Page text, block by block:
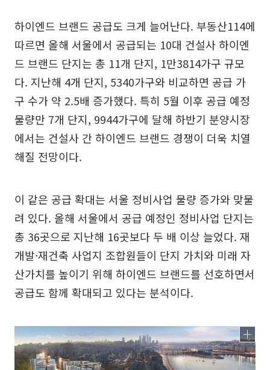
하이엔드 브랜드 공급도 크게 늘어난다. 부동산114에
따르면 올해 서울에서 공급되는 10대 건설사 하이엔
드 브랜드 단지는 총 11개 단지, 1만3814가구 규모
다. 지난해 4개 단지, 5340가구와 비교하면 공급 가
구 수가 약 2.5배 증가했다. 특히 5월 이후 공급 예정
물량만 7개 단지, 9944가구에 달해 하반기 분양시장
에서는 건설사 간 하이엔드 브랜드 경쟁이 더욱 치열
해질 전망이다.
이 같은 공급 확대는 서울 정비사업 물량 증가와 맞물
려 있다. 올해 서울에서 공급 예정인 정비사업 단지는
총 36곳으로 지난해 16곳보다 두 배 이상 늘었다. 재
개발·재건축 사업지 조합원들이 단지 가치와 미래 자
산가치를 높이기 위해 하이엔드 브랜드를 선호하면서
공급도 함께 확대되고 있다는 분석이다.